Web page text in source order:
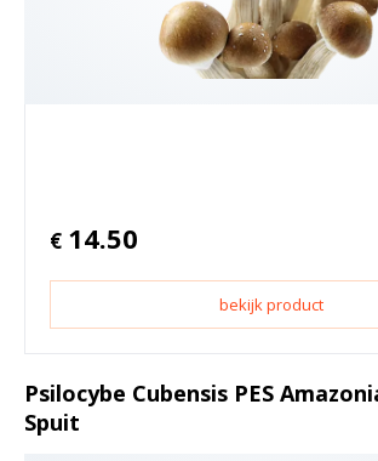
€ 14.50
bekijk product
Psilocybe Cubensis PES
Spuit